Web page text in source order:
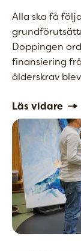
Alla ska få
Doppingen
finansiering
ålderskrav
Läs vidare